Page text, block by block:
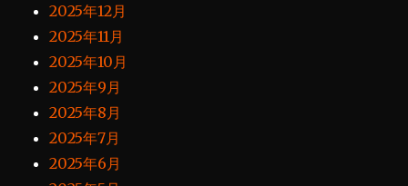
2025年12月
2025年11月
2025年10月
2025年9月
2025年8月
2025年7月
2025年6月